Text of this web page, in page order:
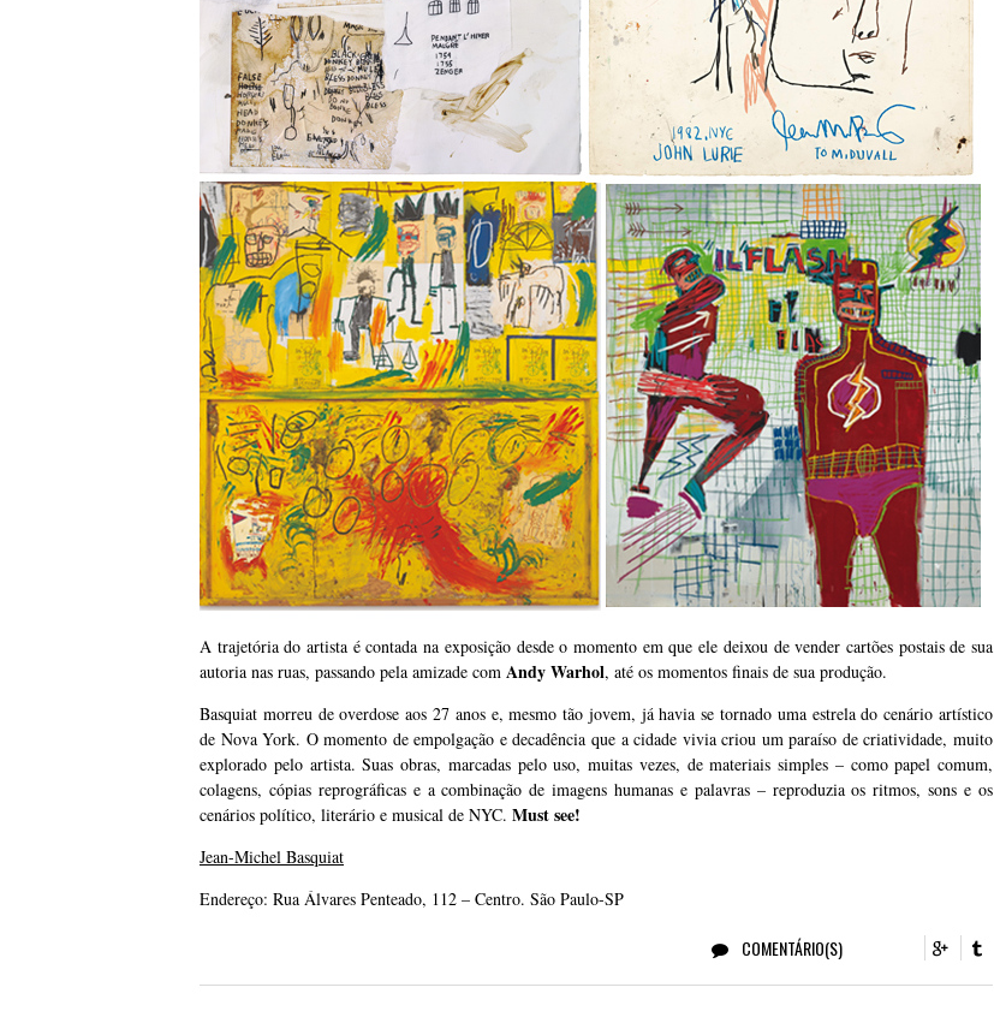
A trajetória do artista é contada na exposição desde o momento em que ele deixou de vender cartões postais de sua
autoria nas ruas, passando pela amizade com Andy Warhol, até os momentos finais de sua produção.
Basquiat morreu de overdose aos 27 anos e, mesmo tão jovem, já havia se tornado uma estrela do cenário artístico
de Nova York. O momento de empolgação e decadência que a cidade vivia criou um paraíso de criatividade, muito
explorado pelo artista. Suas obras, marcadas pelo uso, muitas vezes, de materiais simples – como papel comum,
colagens, cópias reprográficas e a combinação de imagens humanas e palavras – reproduzia os ritmos, sons e os
cenários político, literário e musical de NYC. Must see!
Jean-Michel Basquiat
Endereço: Rua Álvares Penteado, 112 – Centro. São Paulo-SP
COMENTÁRIO(S)